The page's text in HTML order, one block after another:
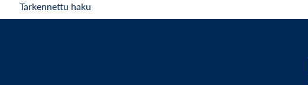
Tarkennettu haku